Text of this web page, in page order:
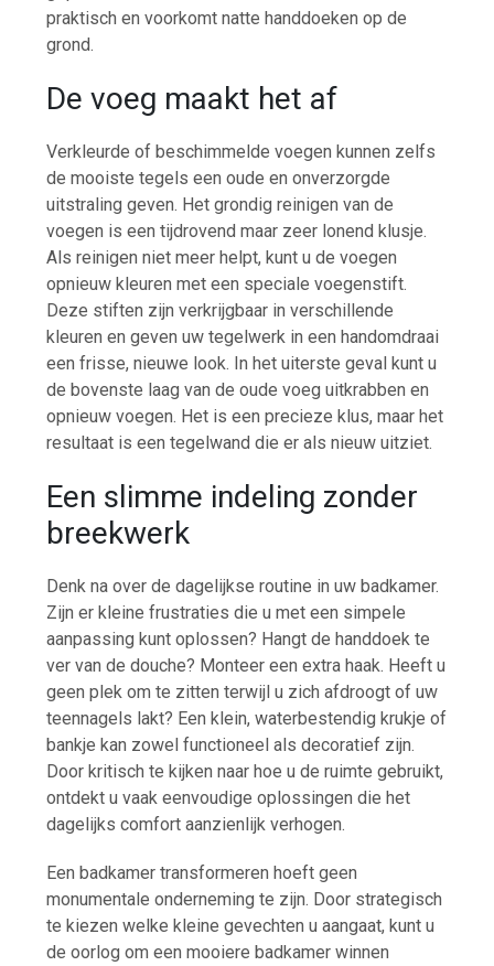
praktisch en voorkomt natte handdoeken op de
grond.
De voeg maakt het af
Verkleurde of beschimmelde voegen kunnen zelfs
de mooiste tegels een oude en onverzorgde
uitstraling geven. Het grondig reinigen van de
voegen is een tijdrovend maar zeer lonend klusje.
Als reinigen niet meer helpt, kunt u de voegen
opnieuw kleuren met een speciale voegenstift.
Deze stiften zijn verkrijgbaar in verschillende
kleuren en geven uw tegelwerk in een handomdraai
een frisse, nieuwe look. In het uiterste geval kunt u
de bovenste laag van de oude voeg uitkrabben en
opnieuw voegen. Het is een precieze klus, maar het
resultaat is een tegelwand die er als nieuw uitziet.
Een slimme indeling zonder
breekwerk
Denk na over de dagelijkse routine in uw badkamer.
Zijn er kleine frustraties die u met een simpele
aanpassing kunt oplossen? Hangt de handdoek te
ver van de douche? Monteer een extra haak. Heeft u
geen plek om te zitten terwijl u zich afdroogt of uw
teennagels lakt? Een klein, waterbestendig krukje of
bankje kan zowel functioneel als decoratief zijn.
Door kritisch te kijken naar hoe u de ruimte gebruikt,
ontdekt u vaak eenvoudige oplossingen die het
dagelijks comfort aanzienlijk verhogen.
Een badkamer transformeren hoeft geen
monumentale onderneming te zijn. Door strategisch
te kiezen welke kleine gevechten u aangaat, kunt u
de oorlog om een mooiere badkamer winnen